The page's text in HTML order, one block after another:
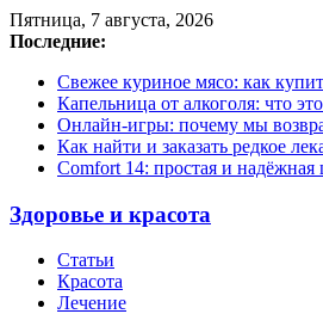
Пятница, 7 августа, 2026
Последние:
Свежее куриное мясо: как
Капельница от алкоголя: что
Онлайн-игры: почему мы
Как найти и заказать редкое
Comfort 14: простая и
Здоровье и красота
Статьи
Красота
Лечение